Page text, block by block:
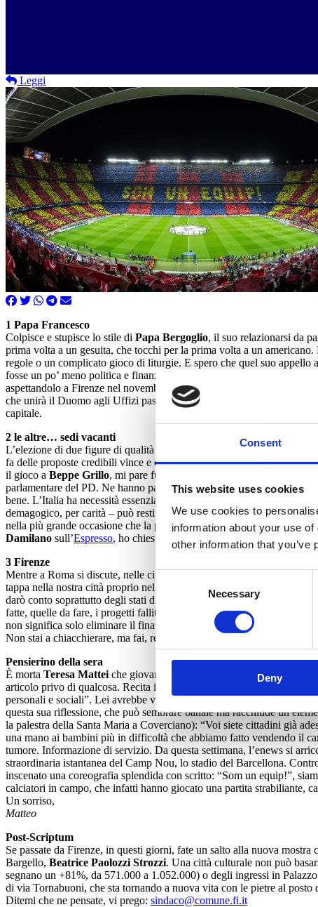
Consent
This website uses cookies
We use cookies to
information about your use
other information that
Consent
Necessary
Deny
Leggi
1 Papa Francesco
Colpisce e stupisce lo stile di Papa Bergoglio, il suo relazionarsi da
prima volta a un gesuita, che tocchi per la prima volta a un
regole o un complicato gioco di liturgie. E spero che quel suo appello
fosse un po’ meno politica e finanza e un po’ più fede e carità. Se
aspettandolo a Firenze nel novembre del 2015 per il convegno della
che unirà il Duomo agli Uffizi passando per i musei di Palazzo
capitale.
2 le altre… sedi vacanti
L’elezione di due figure di qualità come
Laura BoldriniePiero
fa delle proposte credibili vince e convince. Purtroppo questo non
il gioco a Beppe Grillo, mi pare funzioni. Aggiungo che a mio
parlamentare del PD. Ne hanno parlato in pochi, visto che la visibilità
bene. L’Italia ha necessità essenzialmente di due cose: un
demagogico, per carità – può restituire un minimo di fiducia verso la
nella più grande occasione che la politica ha da vent’anni per
Damilano sull’Espresso, ho chiesto di mettere il lavoro al centro non
3 Firenze
Mentre a Roma si discute, nelle città la vita va avanti. In questi giorni
tappa nella nostra città proprio nel ventennale della strage dei
darò conto soprattutto degli stati di avanzamento degli interventi a
fatte, quelle da fare, i progetti falliti. Penso infatti che la forza di una
non significa solo eliminare il finanziamento pubblico ai partiti o
Non stai a chiacchierare, ma fai, realizzi, ottieni.
Pensierino della sera
È morta Teresa Mattei che giovanissima fu deputata all’Assemblea
articolo privo di qualcosa. Recita infatti: “Tutti i cittadini hanno pari
personali e sociali”. Lei avrebbe voluto inserire anche l’espressione
questa sua riflessione, che può sembrare banale ma racchiude un
la palestra della Santa Maria a Coverciano): “Voi siete cittadini già
una mano ai bambini più in difficoltà che abbiamo fatto vendendo il
tumore. Informazione di servizio. Da questa settimana, l’enews si
straordinaria istantanea del Camp Nou, lo stadio del Barcellona.
inscenato una coreografia splendida con scritto: “Som un equip!”,
calciatori in campo, che infatti hanno giocato una partita strabiliante,
Un sorriso,
Matteo
Post-Scriptum
Se passate da Firenze, in questi giorni, fate un salto alla nuova mostra
Bargello, Beatrice Paolozzi Strozzi. Una città culturale non può
segnano un +81%, da 571.000 a 1.052.000) o degli ingressi in
di via Tornabuoni, che sta tornando a nuova vita con le pietre al
Ditemi che ne pensate, vi prego: sindaco@comune.fi.it